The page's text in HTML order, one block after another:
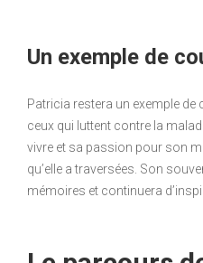
Un exemple de
Patricia restera un exemple de
ceux qui luttent contre la
vivre et sa passion pour son
qu’elle a traversées. Son
mémoires et continuera